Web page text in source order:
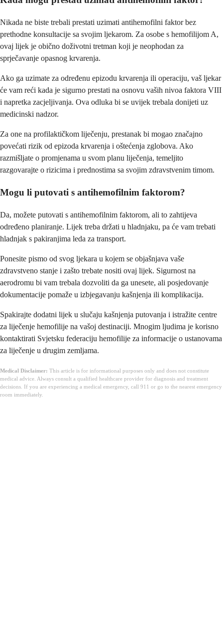
Nikada ne biste trebali prestati uzimati antihemofilni faktor bez
prethodne konsultacije sa svojim ljekarom. Za osobe s hemofilijom A,
ovaj lijek je obično doživotni tretman koji je neophodan za
sprječavanje opasnog krvarenja.
Ako ga uzimate za određenu epizodu krvarenja ili operaciju, vaš ljekar
će vam reći kada je sigurno prestati na osnovu vaših nivoa faktora VIII
i napretka zacjeljivanja. Ova odluka bi se uvijek trebala donijeti uz
medicinski nadzor.
Za one na profilaktičkom liječenju, prestanak bi mogao značajno
povećati rizik od epizoda krvarenja i oštećenja zglobova. Ako
razmišljate o promjenama u svom planu liječenja, temeljito
razgovarajte o rizicima i prednostima sa svojim zdravstvenim timom.
Mogu li putovati s antihemofilnim faktorom?
Da, možete putovati s antihemofilnim faktorom, ali to zahtijeva
određeno planiranje. Lijek treba držati u hladnjaku, pa će vam trebati
hladnjak s pakiranjima leda za transport.
Ponesite pismo od svog ljekara u kojem se objašnjava vaše
zdravstveno stanje i zašto trebate nositi ovaj lijek. Sigurnost na
aerodromu bi vam trebala dozvoliti da ga unesete, ali posjedovanje
dokumentacije pomaže u izbjegavanju kašnjenja ili komplikacija.
Spakirajte dodatni lijek u slučaju kašnjenja putovanja i istražite centre
za liječenje hemofilije na vašoj destinaciji. Mnogim ljudima je korisno
kontaktirati Svjetsku federaciju hemofilije za informacije o ustanovama
za liječenje u drugim zemljama.
Medical Disclaimer: This article is for informational purposes only and does not constitute
medical advice. Always consult a qualified healthcare provider for diagnosis and treatment
decisions. If you are experiencing a medical emergency, call 911 or go to the nearest emergency
room immediately.